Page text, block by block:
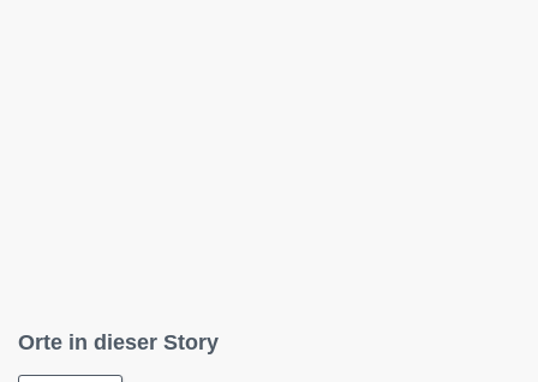
Orte in dieser Story